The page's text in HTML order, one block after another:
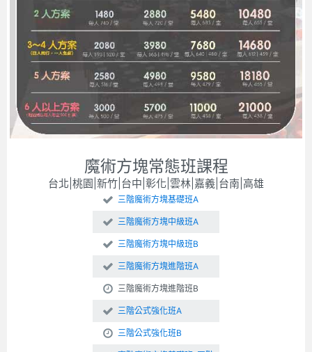
魔術方塊常態班課程
台北|桃園|新竹|台中|彰化|雲林|嘉義|台南|高雄
三階魔術方塊基礎班A
三階魔術方塊中級班A
三階魔術方塊中級班B
三階魔術方塊進階班A
三階魔術方塊進階班B
三階公式強化班A
三階公式強化班B